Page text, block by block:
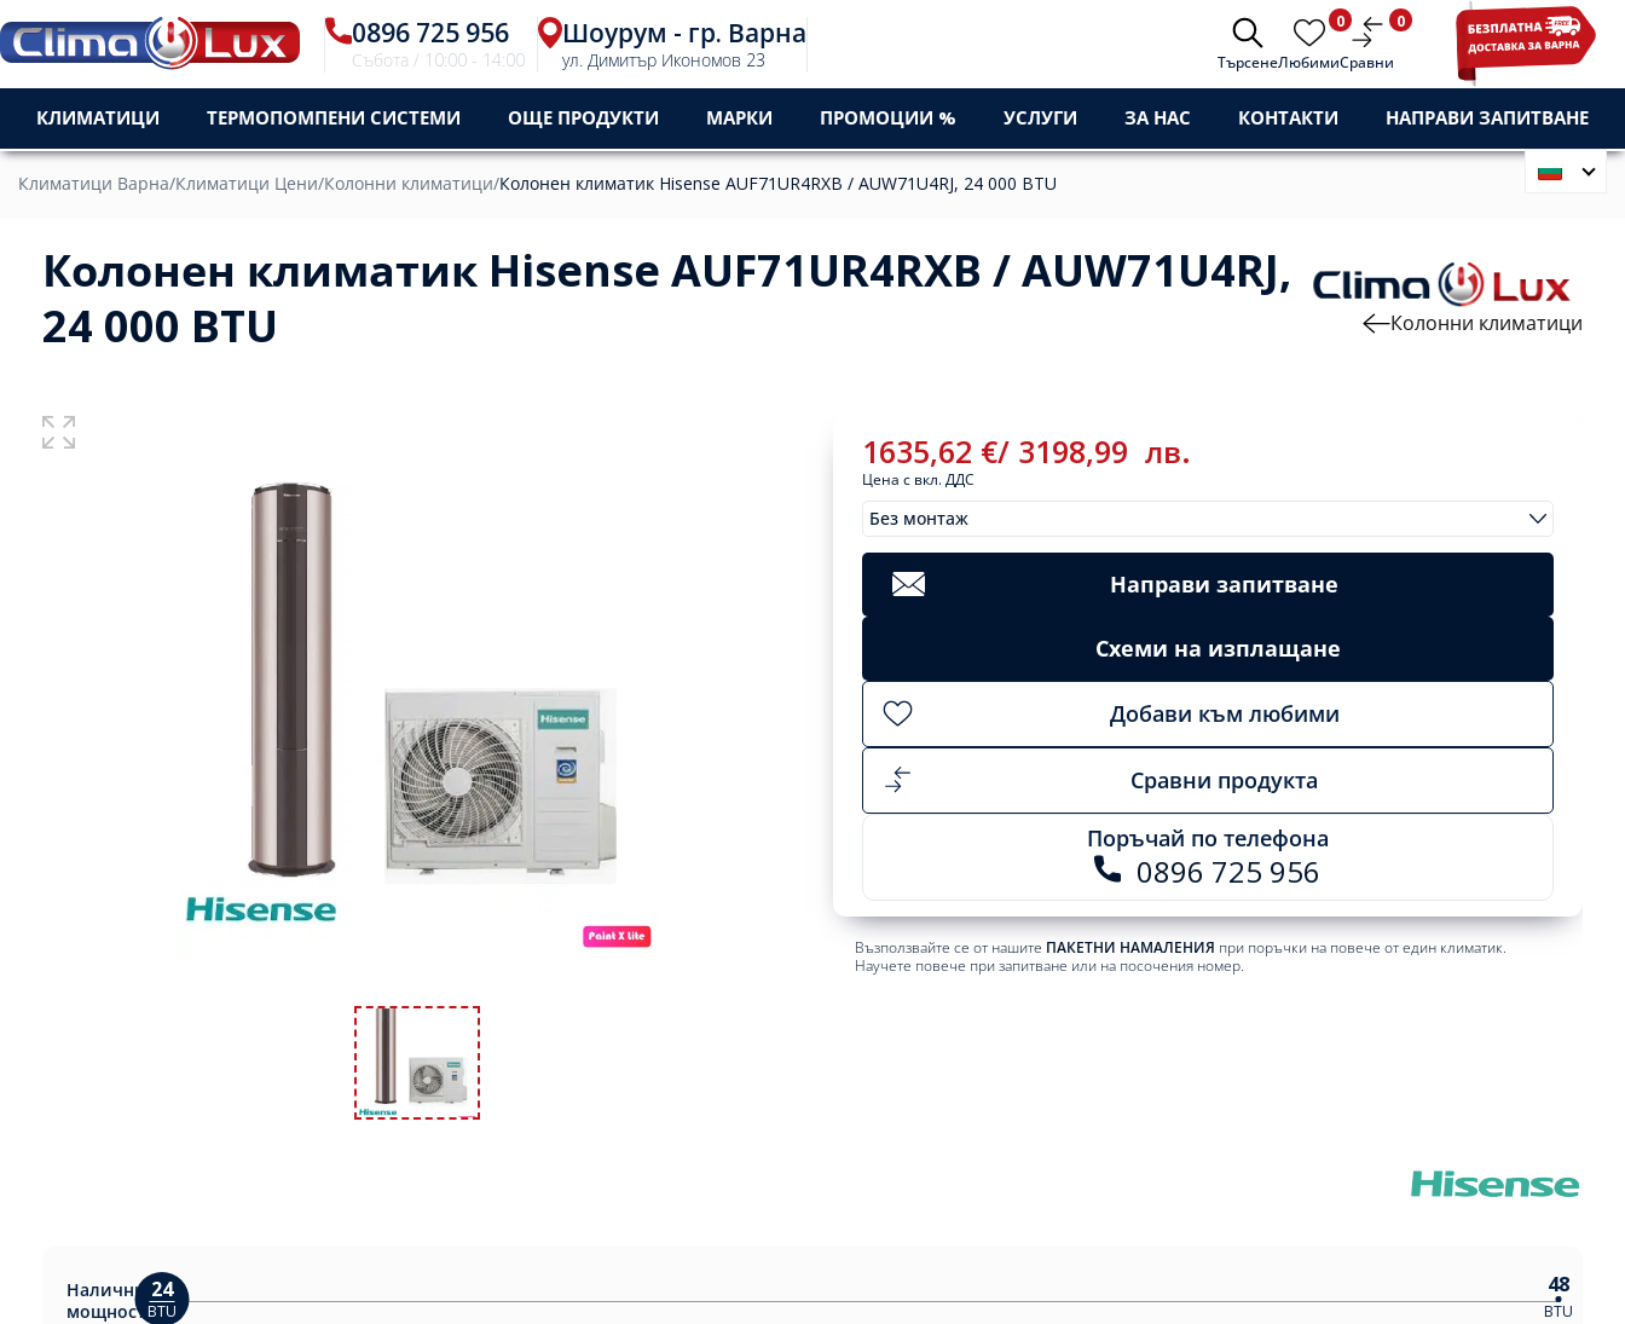
0896 725 956
Събота / 10:00 - 14:00
Шоурум - гр. Варна
ул. Димитър Икономов 23 ТърсенеЛюбими
0
Сравни
0
КЛИМАТИЦИ ТЕРМОПОМПЕНИ СИСТЕМИ ОЩЕ ПРОДУКТИ МАРКИ ПРОМОЦИИ % УСЛУГИ ЗА НАС КОНТАКТИ НАПРАВИ ЗАПИТВАНЕ
Климатици Варна/Климатици Цени/Колонни климатици/Колонен климатик Hisense AUF71UR4RXB / AUW71U4RJ, 24 000 BTU
Колонен климатик Hisense AUF71UR4RXB / AUW71U4RJ,
24 000 BTU
Колонни климатици
1635,62 €/ 3198,99 лв.
Цена с вкл. ДДС
Без монтаж
МонтажиClear
1635,62€/
3198,99
Направи запитване
Схеми на изплащане
Добави към любими
Сравни продукта
Поръчай по телефона
0896 725 956
Възползвайте се от нашите ПАКЕТНИ НАМАЛЕНИЯ при поръчки на повече от един климатик.
Научете повече при запитване или на посочения номер.
Налични
мощности:
24
BTU
48
BTU